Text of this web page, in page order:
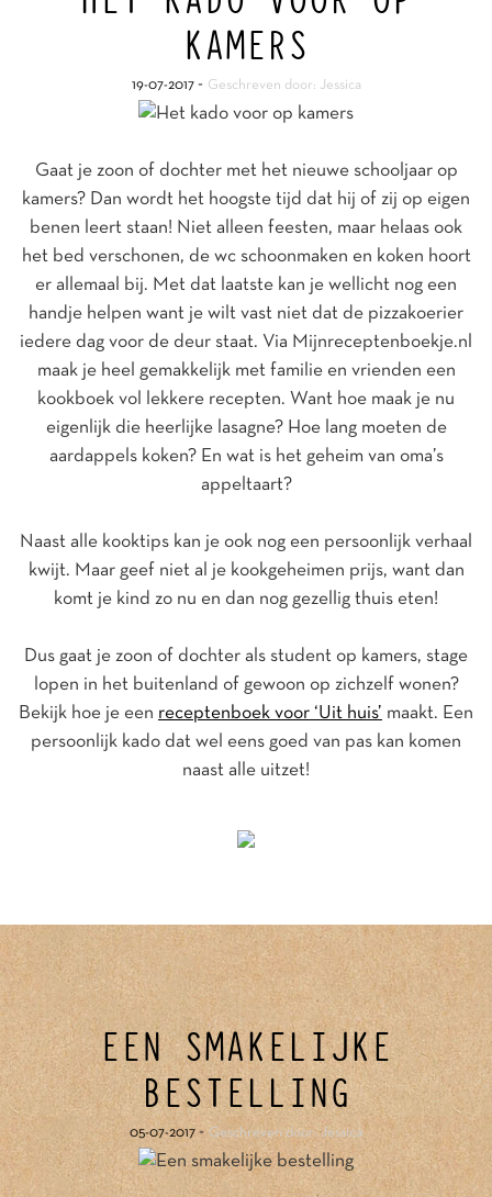
KAMERS
19-07-2017 - Geschreven door: Jessica
Gaat je zoon of dochter met het nieuwe schooljaar op
kamers? Dan wordt het hoogste tijd dat hij of zij op eigen
benen leert staan! Niet alleen feesten, maar helaas ook
het bed verschonen, de wc schoonmaken en koken hoort
er allemaal bij. Met dat laatste kan je wellicht nog een
handje helpen want je wilt vast niet dat de pizzakoerier
iedere dag voor de deur staat. Via Mijnreceptenboekje.nl
maak je heel gemakkelijk met familie en vrienden een
kookboek vol lekkere recepten. Want hoe maak je nu
eigenlijk die heerlijke lasagne? Hoe lang moeten de
aardappels koken? En wat is het geheim van oma’s
appeltaart?
Naast alle kooktips kan je ook nog een persoonlijk verhaal
kwijt. Maar geef niet al je kookgeheimen prijs, want dan
komt je kind zo nu en dan nog gezellig thuis eten!
Dus gaat je zoon of dochter als student op kamers, stage
lopen in het buitenland of gewoon op zichzelf wonen?
Bekijk hoe je een receptenboek voor ‘Uit huis’ maakt. Een
persoonlijk kado dat wel eens goed van pas kan komen
naast alle uitzet!
EEN SMAKELIJKE
BESTELLING
05-07-2017 - Geschreven door: Jessica